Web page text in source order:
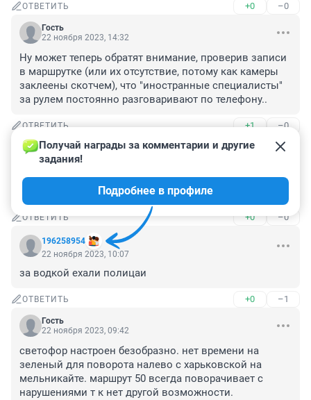
ОТВЕТИТЬ +0 –0
Гость
22 ноября 2023, 14:32
Ну может теперь обратят внимание, проверив записи
в маршрутке (или их отсутствие, потому как камеры
заклеены скотчем), что "иностранные специалисты"
за рулем постоянно разговаривают по телефону..
ОТВЕТИТЬ +1 –0
Гость
22 ноября 2023, 11:29
может наконец-то ликвидируют маршрутки как вид
общественного транспорта
ОТВЕТИТЬ +0 –0
196258954
Получай награды за комментарии и другие
задания!
Подробнее в профиле
22 ноября 2023, 10:07
за водкой ехали полицаи
ОТВЕТИТЬ +0 –1
Гость
22 ноября 2023, 09:42
светофор настроен безобразно. нет времени на
зеленый для поворота налево с харьковской на
мельникайте. маршрут 50 всегда поворачивает с
нарушениями т к нет другой возможности.